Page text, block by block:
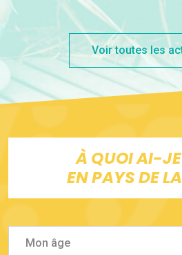
Voir toutes les
À QUOI AI-
EN PAYS DE